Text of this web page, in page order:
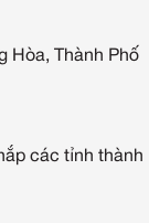
Hòa, Thành Phố
các tỉnh thành